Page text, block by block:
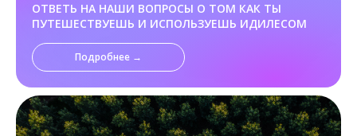
ОТВЕТЬ НА НАШИ ВОПРОСЫ О ТОМ КАК ТЫ
ПУТЕШЕСТВУЕШЬ И ИСПОЛЬЗУЕШЬ ИДИЛЕСОМ
Подробнее →